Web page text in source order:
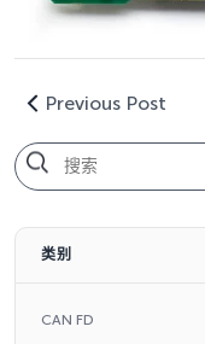
Previous Post
类别
CAN FD